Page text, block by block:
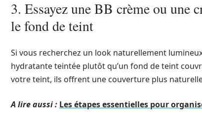
3. Essayez une BB crème ou une
le fond de teint
Si vous recherchez un look naturellement
hydratante teintée plutôt qu’un fond de teint
votre teint, ils offrent une couverture plus
A lire aussi : Les étapes essentielles pour